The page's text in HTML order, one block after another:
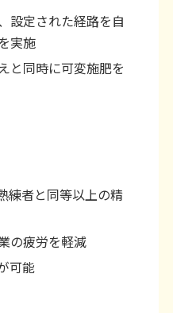
設定された経路を自
実施
と同時に可変施肥を
練者と同等以上の精
の疲労を軽減
可能